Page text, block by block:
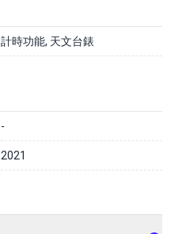
計時功能, 天文台錶
-
2021